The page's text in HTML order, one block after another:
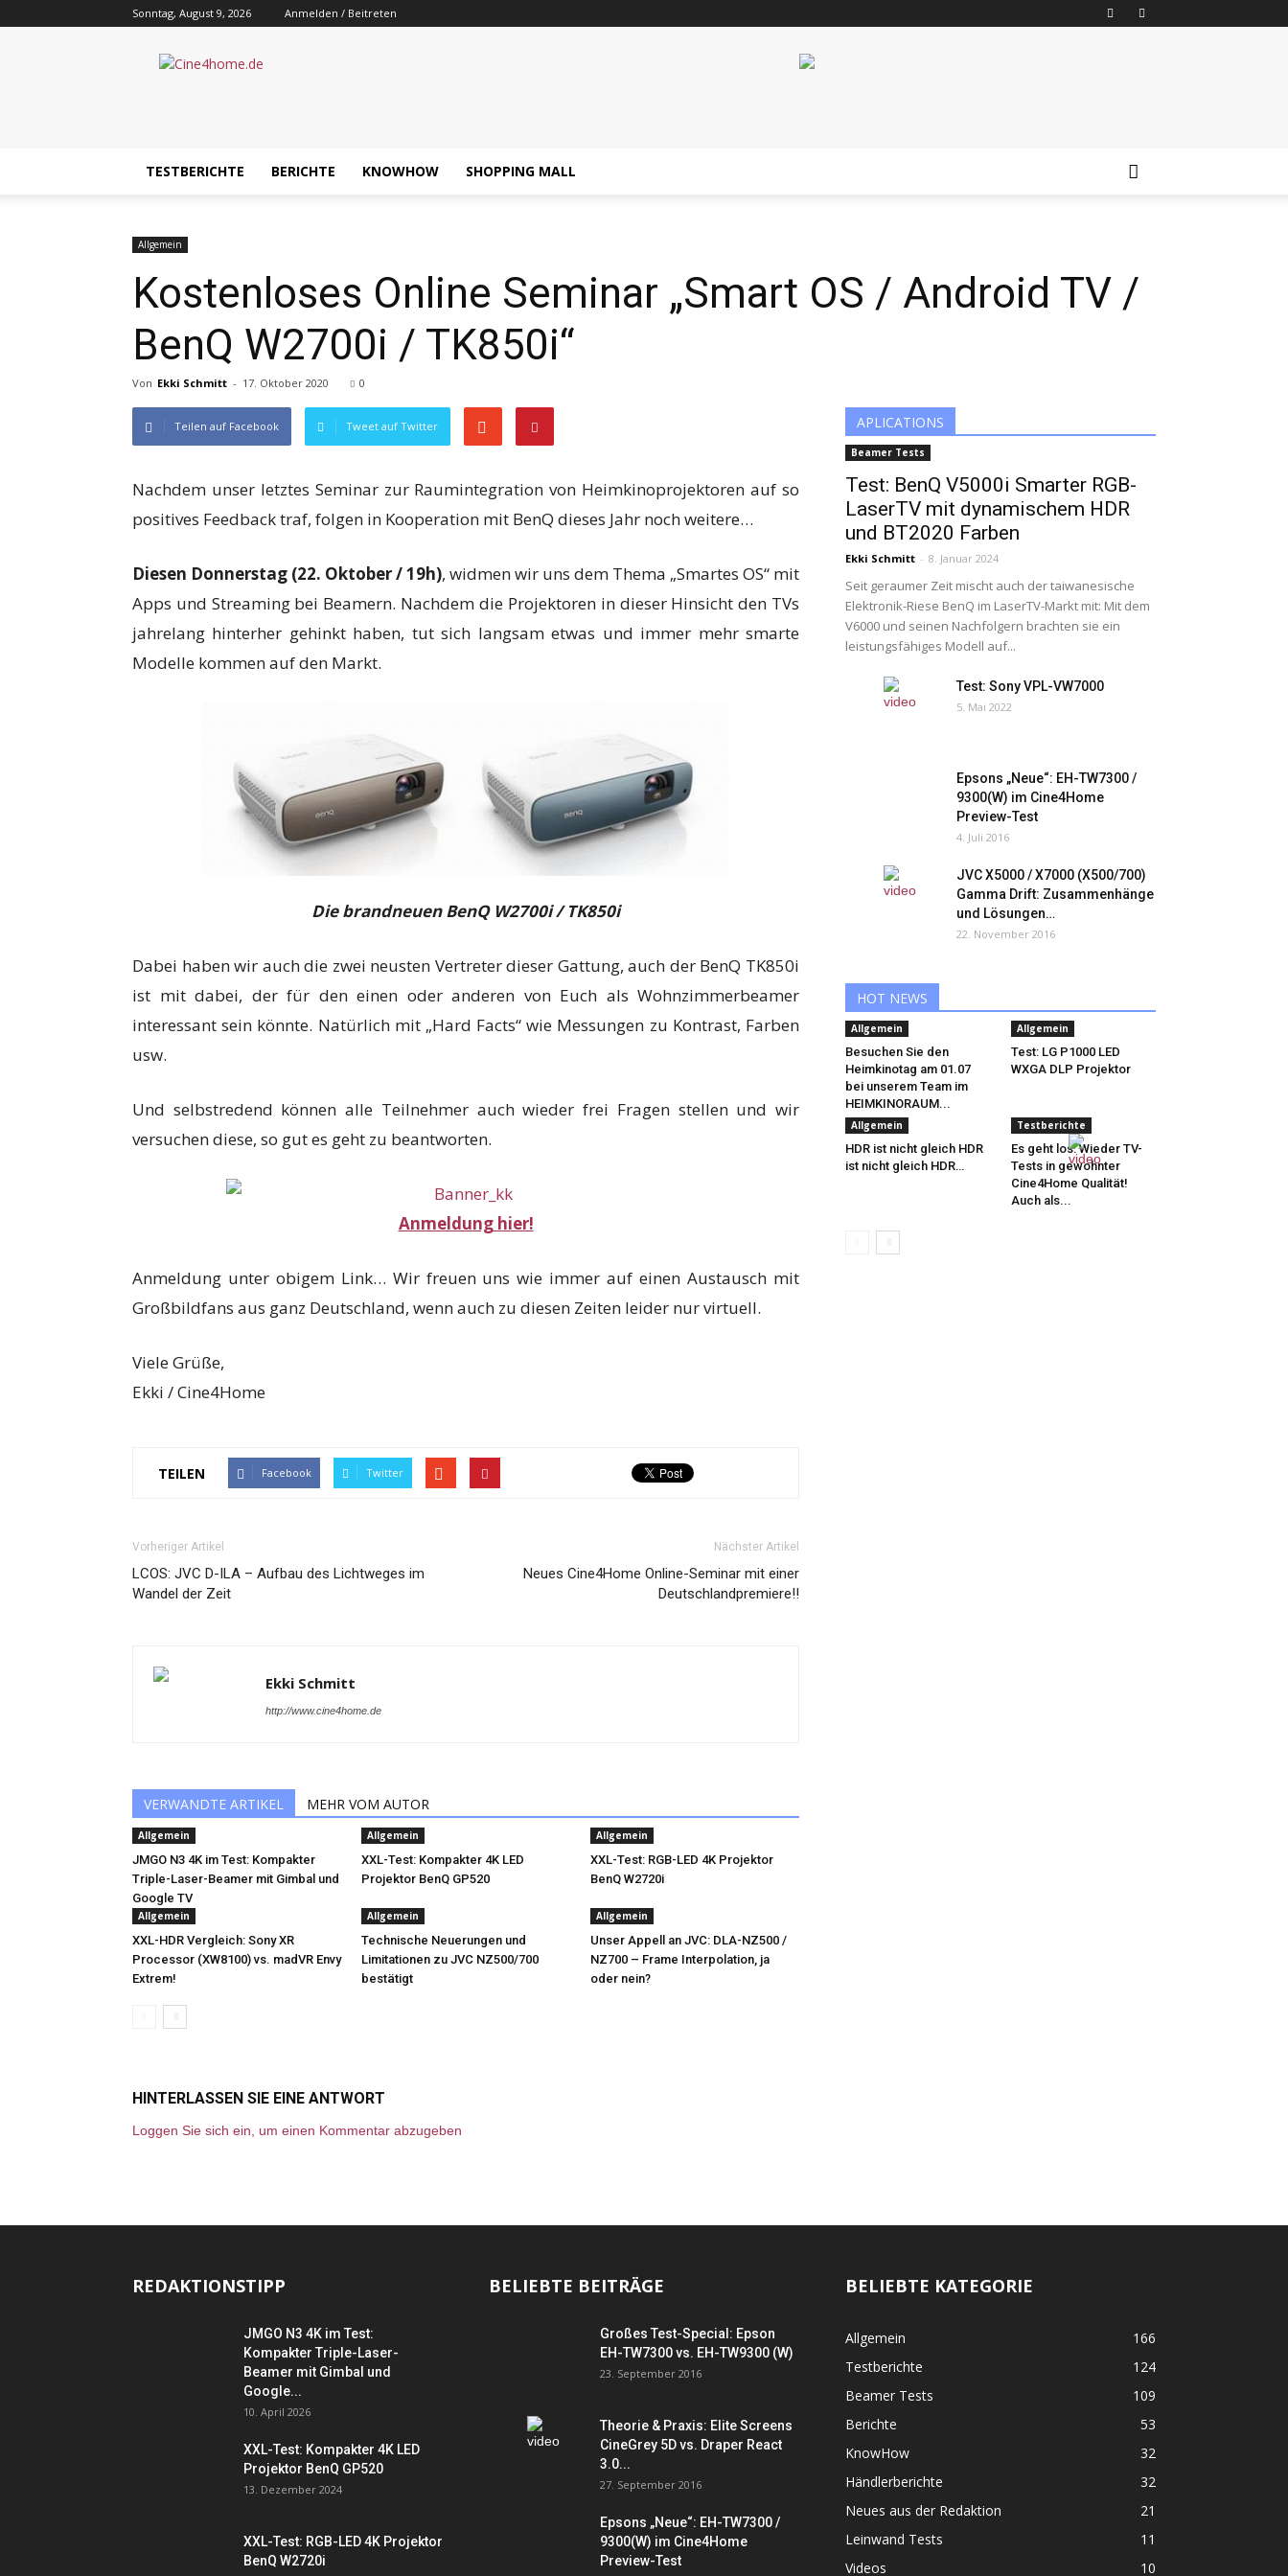
Sonntag, August 9, 2026 Anmelden / Beitreten
Cine4home.de
TESTBERICHTE BERICHTE KNOWHOW SHOPPING MALL
Allgemein
Kostenloses Online Seminar „Smart OS / Android TV /
BenQ W2700i / TK850i“
Von Ekki Schmitt - 17. Oktober 2020 0
Teilen auf Facebook Tweet auf Twitter
Nachdem unser letztes Seminar zur Raumintegration von Heimkinoprojektoren auf so
positives Feedback traf, folgen in Kooperation mit BenQ dieses Jahr noch weitere…
Diesen Donnerstag (22. Oktober / 19h), widmen wir uns dem Thema „Smartes OS“ mit
Apps und Streaming bei Beamern. Nachdem die Projektoren in dieser Hinsicht den TVs
jahrelang hinterher gehinkt haben, tut sich langsam etwas und immer mehr smarte
Modelle kommen auf den Markt.
Die brandneuen BenQ W2700i / TK850i
Dabei haben wir auch die zwei neusten Vertreter dieser Gattung, auch der BenQ TK850i
ist mit dabei, der für den einen oder anderen von Euch als Wohnzimmerbeamer
interessant sein könnte. Natürlich mit „Hard Facts“ wie Messungen zu Kontrast, Farben
usw.
Und selbstredend können alle Teilnehmer auch wieder frei Fragen stellen und wir
versuchen diese, so gut es geht zu beantworten.
Anmeldung hier!
Anmeldung unter obigem Link… Wir freuen uns wie immer auf einen Austausch mit
Großbildfans aus ganz Deutschland, wenn auch zu diesen Zeiten leider nur virtuell.
Viele Grüße,
Ekki / Cine4Home
TEILEN Facebook Twitter
Vorheriger Artikel
LCOS: JVC D-ILA – Aufbau des Lichtweges im
Wandel der Zeit
Nächster Artikel
Neues Cine4Home Online-Seminar mit einer
Deutschlandpremiere!!
Ekki Schmitt
http://www.cine4home.de
VERWANDTE ARTIKEL MEHR VOM AUTOR
Allgemein
JMGO N3 4K im Test: Kompakter
Triple-Laser-Beamer mit Gimbal und
Google TV
Allgemein
XXL-Test: Kompakter 4K LED
Projektor BenQ GP520
Allgemein
XXL-Test: RGB-LED 4K Projektor
BenQ W2720i
Allgemein
XXL-HDR Vergleich: Sony XR
Processor (XW8100) vs. madVR Envy
Extrem!
Allgemein
Technische Neuerungen und
Limitationen zu JVC NZ500/700
bestätigt
Allgemein
Unser Appell an JVC: DLA-NZ500 /
NZ700 – Frame Interpolation, ja
oder nein?
HINTERLASSEN SIE EINE ANTWORT
Loggen Sie sich ein, um einen Kommentar abzugeben
APLICATIONS
Beamer Tests
Test: BenQ V5000i Smarter RGB-
LaserTV mit dynamischem HDR
und BT2020 Farben
Ekki Schmitt - 8. Januar 2024
Seit geraumer Zeit mischt auch der taiwanesische
Elektronik-Riese BenQ im LaserTV-Markt mit: Mit dem
V6000 und seinen Nachfolgern brachten sie ein
leistungsfähiges Modell auf...
Test: Sony VPL-VW7000
5. Mai 2022
Epsons „Neue“: EH-TW7300 /
9300(W) im Cine4Home
Preview-Test
4. Juli 2016
JVC X5000 / X7000 (X500/700)
Gamma Drift: Zusammenhänge
und Lösungen…
22. November 2016
HOT NEWS
Allgemein
Besuchen Sie den
Heimkinotag am 01.07
bei unserem Team im
HEIMKINORAUM...
Allgemein
Test: LG P1000 LED
WXGA DLP Projektor
Allgemein
HDR ist nicht gleich HDR
ist nicht gleich HDR…
Testberichte
Es geht los: Wieder TV-
Tests in gewohnter
Cine4Home Qualität!
Auch als...
REDAKTIONSTIPP
JMGO N3 4K im Test:
Kompakter Triple-Laser-
Beamer mit Gimbal und
Google...
10. April 2026
XXL-Test: Kompakter 4K LED
Projektor BenQ GP520
13. Dezember 2024
XXL-Test: RGB-LED 4K Projektor
BenQ W2720i
BELIEBTE BEITRÄGE
Großes Test-Special: Epson
EH-TW7300 vs. EH-TW9300 (W)
23. September 2016
Theorie & Praxis: Elite Screens
CineGrey 5D vs. Draper React
3.0...
27. September 2016
Epsons „Neue“: EH-TW7300 /
9300(W) im Cine4Home
Preview-Test
BELIEBTE KATEGORIE
Allgemein
166
Testberichte
124
Beamer Tests
109
Berichte
53
KnowHow
32
Händlerberichte
32
Neues aus der Redaktion
21
Leinwand Tests
11
Videos
10